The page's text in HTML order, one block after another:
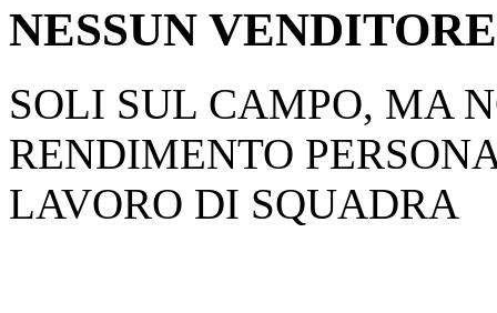
NESSUN
SOLI SUL CAMPO, MA
RENDIMENTO
LAVORO DI SQUADRA